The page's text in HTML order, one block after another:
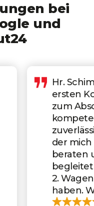
bei
und
bis
und
gut